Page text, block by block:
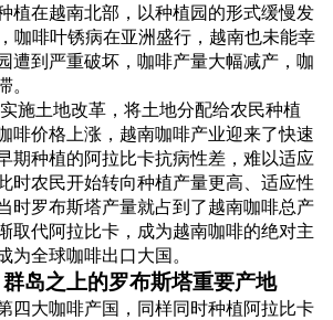
植在越南北部，以种植园的形式缓慢发
咖啡叶锈病在亚洲盛行，越南也未能幸
遭到严重破坏，咖啡产量大幅减产，咖
施土地改革，将土地分配给农民种植
啡价格上涨，越南咖啡产业迎来了快速
期种植的阿拉比卡抗病性差，难以适应
时农民开始转向种植产量更高、适应性
时罗布斯塔产量就占到了越南咖啡总产
取代阿拉比卡，成为越南咖啡的绝对主
为全球咖啡出口大国。
岛之上的罗布斯塔重要产地
四大咖啡产国，同样同时种植阿拉比卡